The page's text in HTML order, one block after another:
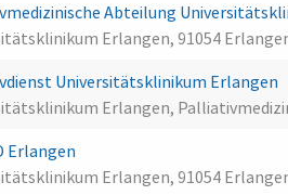
Abteilung
Erlangen, 91054
Universitätsklinikum Erlangen
Erlangen,
Erlangen
Erlangen, 91054